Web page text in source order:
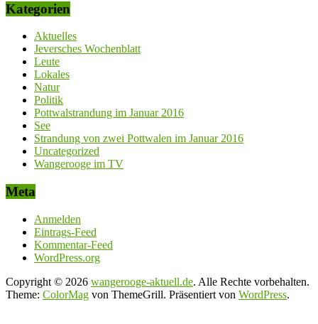
Kategorien
Aktuelles
Jeversches Wochenblatt
Leute
Lokales
Natur
Politik
Pottwalstrandung im Januar 2016
See
Strandung von zwei Pottwalen im Januar 2016
Uncategorized
Wangerooge im TV
Meta
Anmelden
Eintrags-Feed
Kommentar-Feed
WordPress.org
Copyright © 2026 wangerooge-aktuell.de. Alle Rechte vorbehalten.
Theme: ColorMag von ThemeGrill. Präsentiert von WordPress.